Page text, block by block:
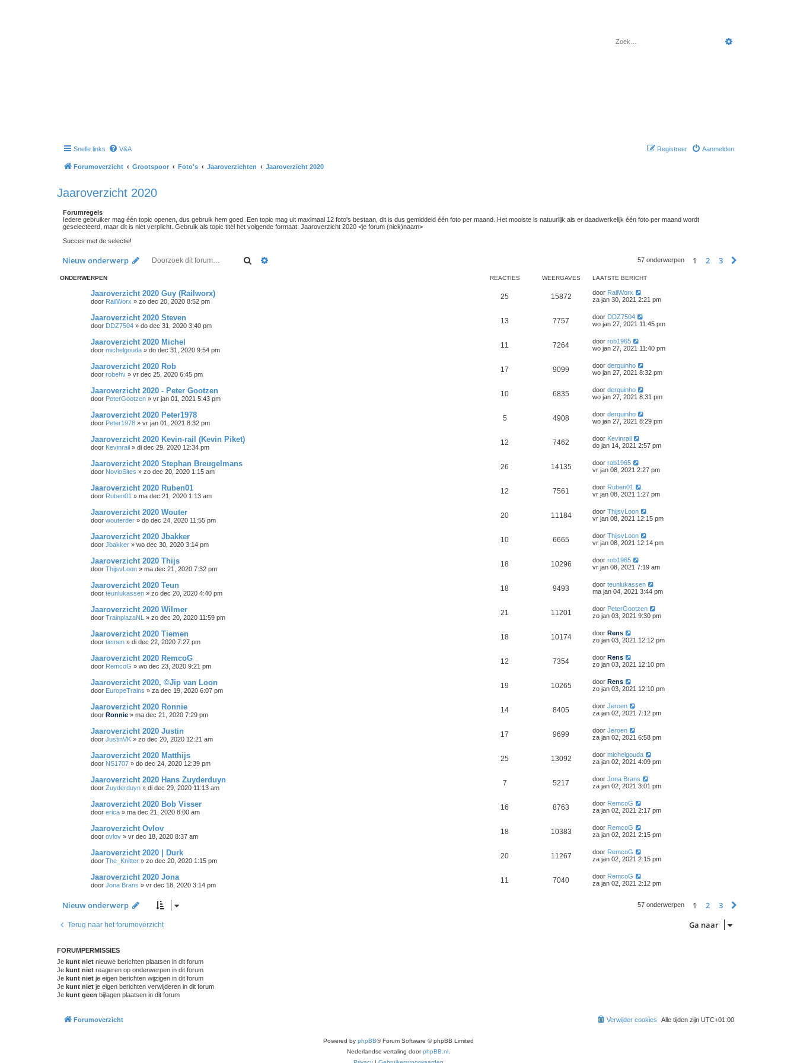
Zoek
Snelle links V&A Aanmelden
Registreer
Forumoverzicht Grootspoor Foto's Jaaroverzichten Jaaroverzicht 2020
Jaaroverzicht 2020
Forumregels
Iedere gebruiker mag één topic openen, dus gebruik hem goed. Een topic mag uit maximaal 12 foto's bestaan, dit is dus gemiddeld één foto per maand. Het mooiste is natuurlijk als er daadwerkelijk één foto per maand wordt
geselecteerd, maar dit is niet verplicht. Gebruik als topic titel het volgende formaat: Jaaroverzicht 2020 <je forum (nick)naam>
Succes met de selectie!
Nieuw onderwerp Zoek 57 onderwerpen 1 2 3
ONDERWERPEN REACTIES WEERGAVES LAATSTE BERICHT
Jaaroverzicht 2020 Guy (Railworx)
door RailWorx » zo dec 20, 2020 8:52 pm
25 15872 door RailWorx
za jan 30, 2021 2:21 pm
Jaaroverzicht 2020 Steven
door DDZ7504 » do dec 31, 2020 3:40 pm
13 7757 door DDZ7504
wo jan 27, 2021 11:45 pm
Jaaroverzicht 2020 Michel
door michelgouda » do dec 31, 2020 9:54 pm
11 7264 door rob1965
wo jan 27, 2021 11:40 pm
Jaaroverzicht 2020 Rob
door robehv » vr dec 25, 2020 6:45 pm
17 9099 door derquinho
wo jan 27, 2021 8:32 pm
Jaaroverzicht 2020 - Peter Gootzen
door PeterGootzen » vr jan 01, 2021 5:43 pm
10 6835 door derquinho
wo jan 27, 2021 8:31 pm
Jaaroverzicht 2020 Peter1978
door Peter1978 » vr jan 01, 2021 8:32 pm
5 4908 door derquinho
wo jan 27, 2021 8:29 pm
Jaaroverzicht 2020 Kevin-rail (Kevin Piket)
door Kevinrail » di dec 29, 2020 12:34 pm
12 7462 door Kevinrail
do jan 14, 2021 2:57 pm
Jaaroverzicht 2020 Stephan Breugelmans
door NovioSites » zo dec 20, 2020 1:15 am
26 14135 door rob1965
vr jan 08, 2021 2:27 pm
Jaaroverzicht 2020 Ruben01
door Ruben01 » ma dec 21, 2020 1:13 am
12 7561 door Ruben01
vr jan 08, 2021 1:27 pm
Jaaroverzicht 2020 Wouter
door wouterder » do dec 24, 2020 11:55 pm
20 11184 door ThijsvLoon
vr jan 08, 2021 12:15 pm
Jaaroverzicht 2020 Jbakker
door Jbakker » wo dec 30, 2020 3:14 pm
10 6665 door ThijsvLoon
vr jan 08, 2021 12:14 pm
Jaaroverzicht 2020 Thijs
door ThijsvLoon » ma dec 21, 2020 7:32 pm
18 10296 door rob1965
vr jan 08, 2021 7:19 am
Jaaroverzicht 2020 Teun
door teunlukassen » zo dec 20, 2020 4:40 pm
18 9493 door teunlukassen
ma jan 04, 2021 3:44 pm
Jaaroverzicht 2020 Wilmer
door TrainplazaNL » zo dec 20, 2020 11:59 pm
21 11201 door PeterGootzen
zo jan 03, 2021 9:30 pm
Jaaroverzicht 2020 Tiemen
door tiemen » di dec 22, 2020 7:27 pm
18 10174 door Rens
zo jan 03, 2021 12:12 pm
Jaaroverzicht 2020 RemcoG
door RemcoG » wo dec 23, 2020 9:21 pm
12 7354 door Rens
zo jan 03, 2021 12:10 pm
Jaaroverzicht 2020, ©Jip van Loon
door EuropeTrains » za dec 19, 2020 6:07 pm
19 10265 door Rens
zo jan 03, 2021 12:10 pm
Jaaroverzicht 2020 Ronnie
door Ronnie » ma dec 21, 2020 7:29 pm
14 8405 door Jeroen
za jan 02, 2021 7:12 pm
Jaaroverzicht 2020 Justin
door JustinVK » zo dec 20, 2020 12:21 am
17 9699 door Jeroen
za jan 02, 2021 6:58 pm
Jaaroverzicht 2020 Matthijs
door NS1707 » do dec 24, 2020 12:39 pm
25 13092 door michelgouda
za jan 02, 2021 4:09 pm
Jaaroverzicht 2020 Hans Zuyderduyn
door Zuyderduyn » di dec 29, 2020 11:13 am
7 5217 door Jona Brans
za jan 02, 2021 3:01 pm
Jaaroverzicht 2020 Bob Visser
door erica » ma dec 21, 2020 8:00 am
16 8763 door RemcoG
za jan 02, 2021 2:17 pm
Jaaroverzicht Ovlov
door ovlov » vr dec 18, 2020 8:37 am
18 10383 door RemcoG
za jan 02, 2021 2:15 pm
Jaaroverzicht 2020 | Durk
door The_Knitter » zo dec 20, 2020 1:15 pm
20 11267 door RemcoG
za jan 02, 2021 2:15 pm
Jaaroverzicht 2020 Jona
door Jona Brans » vr dec 18, 2020 3:14 pm
11 7040 door RemcoG
za jan 02, 2021 2:12 pm
Nieuw onderwerp 57 onderwerpen 1 2 3
Terug naar het forumoverzicht Ga naar
FORUMPERMISSIES
Je kunt niet nieuwe berichten plaatsen in dit forum
Je kunt niet reageren op onderwerpen in dit forum
Je kunt niet je eigen berichten wijzigen in dit forum
Je kunt niet je eigen berichten verwijderen in dit forum
Je kunt geen bijlagen plaatsen in dit forum
Forumoverzicht Alle tijden zijn UTC+01:00
Verwijder cookies
Powered by phpBB® Forum Software © phpBB Limited
Nederlandse vertaling doorphpBB.nl